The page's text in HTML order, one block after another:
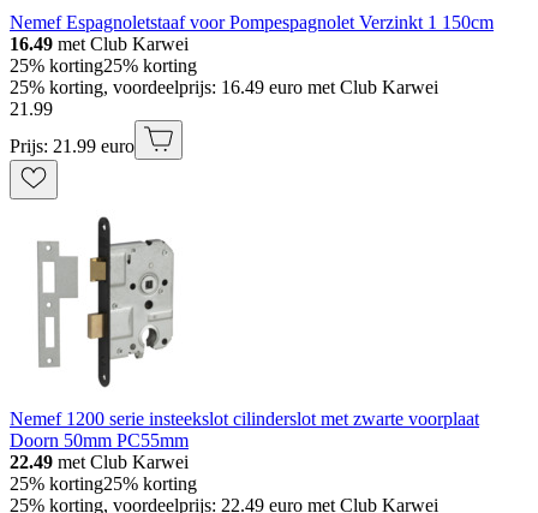
Nemef Espagnoletstaaf voor Pompespagnolet Verzinkt 1 150cm
16.49 met Club Karwei
25% korting25% korting
25% korting, voordeelprijs: 16.49 euro met Club Karwei
21 .99
Prijs: 21.99 euro
Nemef 1200 serie insteekslot cilinderslot met zwarte voorplaat
Doorn 50mm PC55mm
22.49 met Club Karwei
25% korting25% korting
25% korting, voordeelprijs: 22.49 euro met Club Karwei